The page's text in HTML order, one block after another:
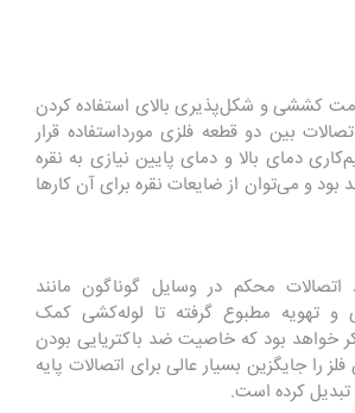
کششی و شکل‌پذیری بالای استفاده کردن
بین دو قطعه فلزی مورداستفاده قرار
دمای بالا و دمای پایین نیازی به نقره
و می‌توان از ضایعات نقره برای آن کارها
اتصالات محکم در وسایل گوناگون مانند
و تهویه مطبوع گرفته تا لوله‌کشی کمک
خواهد بود که خاصیت ضد باکتریایی بودن
را جایگزین بسیار عالی برای اتصالات پایه
کرده است.